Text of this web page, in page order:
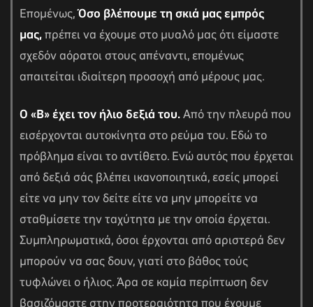
Επομένως,Όσο βλέπουμε τη σκιά μας εμπρός
μας,πρέπει να έχουμε στο μυαλό μας ότι είμαστε
σχεδόν αόρατοι στους απέναντι, επομένως
απαιτείται ιδιαίτερη προσοχή από μέρους μας.
Ο «Β» έχει τον ήλιο δεξιά του.Από την πλευρά που
εισέρχονται αυτοκίνητα στο ρεύμα του. Εδώ το
πρόβλημα είναι το αντίθετο. Ενώ αυτός που έρχεται
από δεξιά σάς βλέπει ικανοποιητικά, εσείς μπορεί
είτε να μην τον δείτε είτε να μην μπορείτε να
σταθμίσετε την ταχύτητα με την οποία έρχεται.
Συμπληρωματικά, όσοι έρχονται από αριστερά δεν
μπορούν να σας δουν, γιατί στο βάθος τούς
τυφλώνει ο ήλιος. Άρα σε καμία περίπτωση δεν